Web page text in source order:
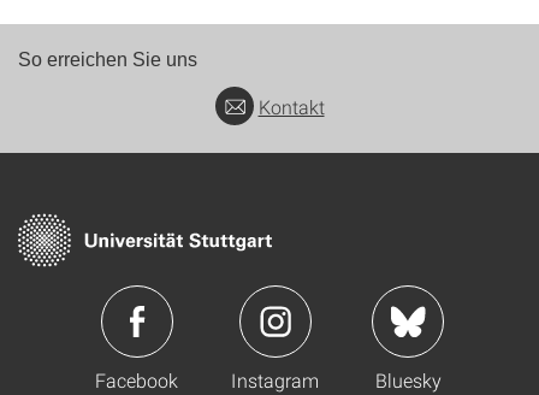
So erreichen Sie uns
Kontakt
Facebook Instagram Bluesky